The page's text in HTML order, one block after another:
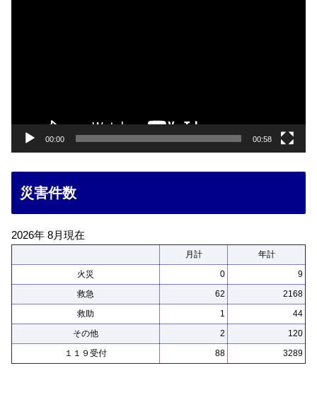
00:00 00:58
災害件数
2026年 8月現在
月計
年計
火災
0
9
救急
62
2168
救助
1
44
その他
2
120
１１９受付
88 3289